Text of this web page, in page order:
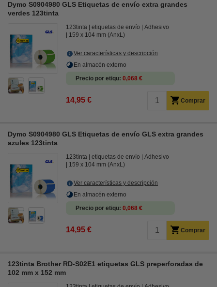
Dymo S0904980 GLS Etiquetas de envío extra grandes
verdes 123tinta
123tinta etiquetas de envío
Adhesivo
159 x 104 mm (AnxL)
Ver características y descripción
En almacén externo
Precio por etiqu 0,068 €
14,95 € Comprar
Dymo S0904980 GLS Etiquetas de envío GLS extra grandes
azules 123tinta
123tinta etiquetas de envío
Adhesivo
159 x 104 mm (AnxL)
Ver características y descripción
En almacén externo
Precio por etiqu 0,068 €
14,95 € Comprar
123tinta Brother RD-S02E1 etiquetas GLS preperforadas de
102 mm x 152 mm